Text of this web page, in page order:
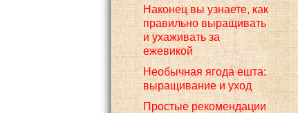
Наконец вы узнаете, как
правильно выращивать
и ухаживать за
ежевикой
Необычная ягода ешта:
выращивание и уход
Простые рекомендации